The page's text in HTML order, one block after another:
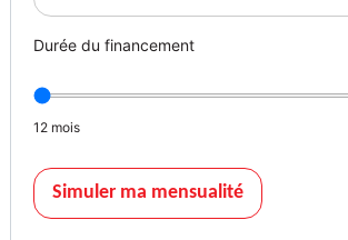
Volant multifonction, Volant réglable en
Garantie : BMW Premium Selection 24 mois.
Couleur
Phytonicblau métallisé
Puissance
Durée du financement
12 mois
Simuler ma mensualité